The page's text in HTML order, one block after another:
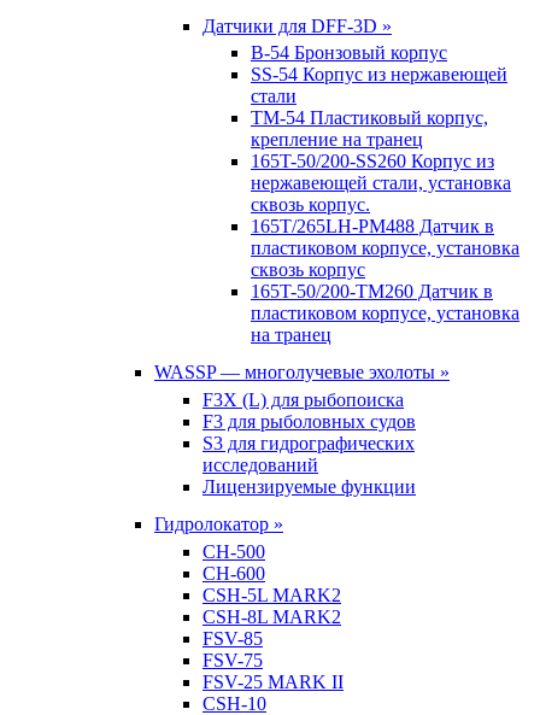
Датчики для DFF-3D »
B-54 Бронзовый корпус
SS-54 Корпус из нержавеющей
стали
TM-54 Пластиковый корпус,
крепление на транец
165T-50/200-SS260 Корпус из
нержавеющей стали, установка
сквозь корпус.
165T/265LH-PM488 Датчик в
пластиковом корпусе, установка
сквозь корпус
165T-50/200-TM260 Датчик в
пластиковом корпусе, установка
на транец
WASSP — многолучевые эхолоты »
F3X (L) для рыбопоиска
F3 для рыболовных судов
S3 для гидрографических
исследований
Лицензируемые функции
Гидролокатор »
CH-500
CH-600
CSH-5L MARK2
CSH-8L MARK2
FSV-85
FSV-75
FSV-25 MARK II
CSH-10